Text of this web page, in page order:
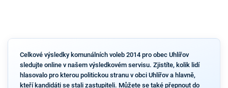
Celkové výsledky komunálních voleb 2014 pro obec Uhlířov
sledujte online v našem výsledkovém servisu. Zjistíte, kolik lidí
hlasovalo pro kterou politickou stranu v obci Uhlířov a hlavně,
kteří kandidáti se stali zastupiteli. Můžete se také přepnout do